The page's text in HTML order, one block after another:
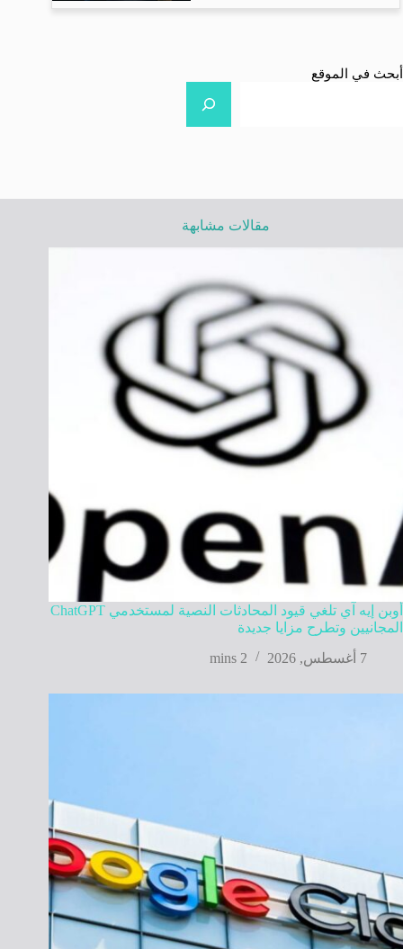
أبحث في الموقع
مقالات مشابهة
أوبن إيه آي تلغي قيود المحادثات النصية لمستخدمي ChatGPT
المجانيين وتطرح مزايا جديدة
7 أغسطس, 2026
2 mins